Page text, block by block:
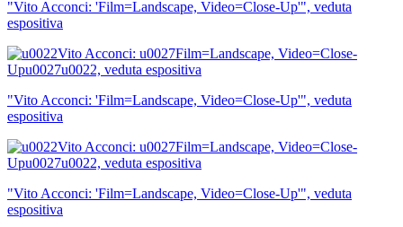
Scuole
Progetto
Summer
Progetti
EN
Ricerca
Storia
Sedi
Tutte
"Vito Acconci: 'Film=Landscape, Video=Close-Up'", veduta
espositiva
"Vito Acconci: 'Film=Landscape, Video=Close-Up'", veduta
espositiva
"Vito Acconci: 'Film=Landscape, Video=Close-Up'", veduta
espositiva